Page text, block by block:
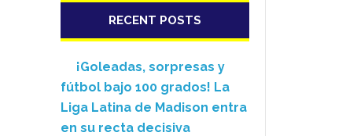
RECENT POSTS
¡Goleadas, sorpresas y
fútbol bajo 100 grados! La
Liga Latina de Madison entra
en su recta decisiva